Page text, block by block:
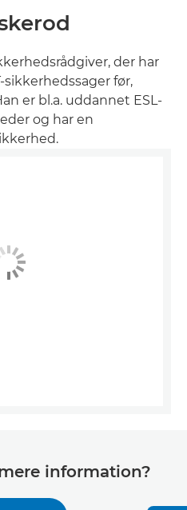
der har
før,
er bl.a. uddannet ESL-
og har en
information?